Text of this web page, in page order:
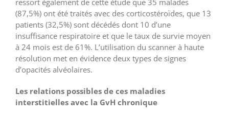
(87,5%) ont été traités avec des corticostéroïdes, que 13
patients (32,5%) sont décédés dont 10 d’une
insuffisance respiratoire et que le taux de survie moyen
à 24 mois est de 61%. L’utilisation du scanner à haute
résolution met en évidence deux types de signes
d’opacités alvéolaires.
Les relations possibles de ces maladies
interstitielles avec la GvH chronique